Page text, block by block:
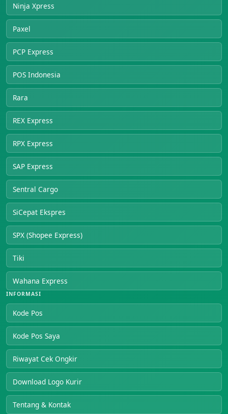
Ninja Xpress
Paxel
PCP Express
POS Indonesia
Rara
REX Express
RPX Express
SAP Express
Sentral Cargo
SiCepat Ekspres
SPX (Shopee Express)
Tiki
Wahana Express
INFORMASI
Kode Pos
Kode Pos Saya
Riwayat Cek Ongkir
Download Logo Kurir
Tentang & Kontak